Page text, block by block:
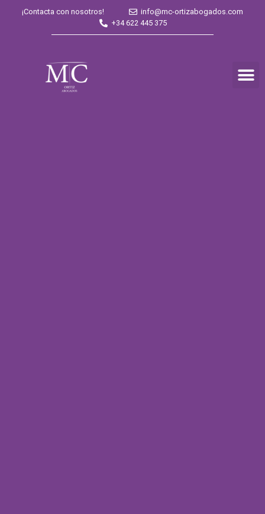
¡Contacta con nosotros!
info@mc-ortizabogados.com
+34 622 445 375